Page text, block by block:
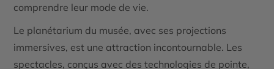
comprendre leur mode de vie.
Le planétarium du musée, avec ses projections
immersives, est une attraction incontournable. Les
spectacles, conçus avec des technologies de pointe,